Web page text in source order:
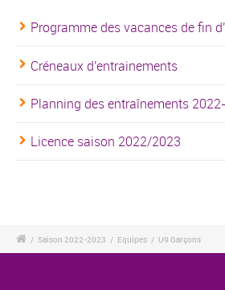
Programme des vacances de fin
Créneaux d'entrainements
Planning des entraînements
Licence saison 2022/2023
/ Saison 2022-2023 / Equipes / U9 Garçons